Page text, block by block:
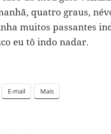
quatro graus,
muitos passantes
eu tô indo nadar.
E-mail Mais